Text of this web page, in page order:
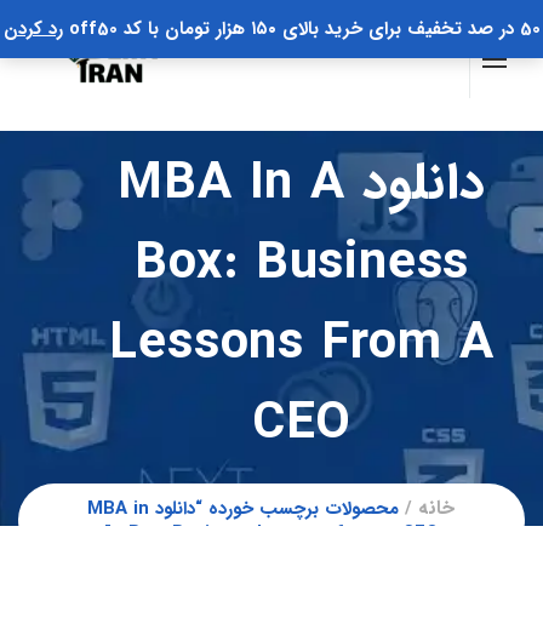
50 در صد تخفیف برای خرید بالای ۱۵۰ هزار تومان با کد off50 رد کردن
دانلود MBA In A
Box: Business
Lessons From A
CEO
خانه
محصولات برچسب خورده “دانلود MBA in
a Box: Business Lessons from a CEO”